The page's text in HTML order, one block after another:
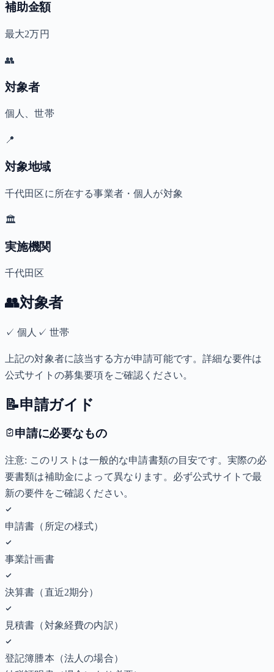
補助金額
最大2万円
👥
対象者
個人、世帯
📍
対象地域
千代田区に所在する事業者・個人が対象
🏛️
実施機関
千代田区
👥対象者
✓個人 ✓ 世帯
上記の対象者に該当する方が申請可能です。詳細な要件は
公式サイトの募集要項をご確認ください。
📝申請ガイド
申請に必要なもの
注意: このリストは一般的な申請書類の目安です。実際の必
要書類は補助金によって異なります。必ず公式サイトで最
新の要件をご確認ください。
申請書（所定の様式）
事業計画書
決算書（直近2期分）
見積書（対象経費の内訳）
登記簿謄本（法人の場合）